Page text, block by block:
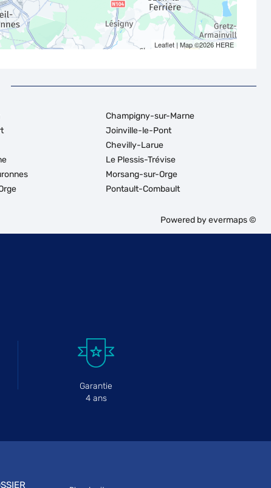
Leaflet| Map ©2026 HERE
Champigny-sur-Marne
Joinville-le-Pont
Chevilly-Larue
Le Plessis-Trévise
Morsang-sur-Orge
Pontault-Combault
Powered byevermaps ©
Garantie
4 ans